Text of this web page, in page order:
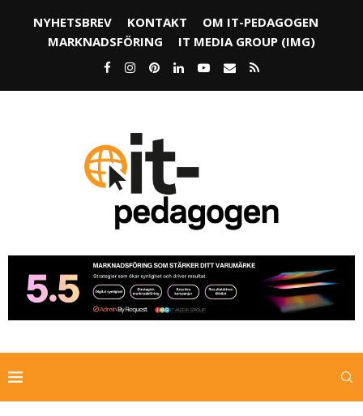
NYHETSBREV KONTAKT
OM IT-PEDAGOGEN
MARKNADSFÖRING
IT MEDIA GROUP (IMG)